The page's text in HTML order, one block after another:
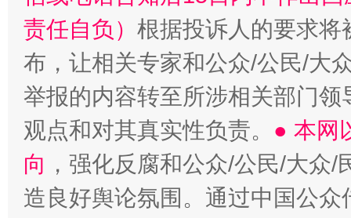
责任自负） 根据投诉人的要求将
布，让相关专家和公众/公民/大
举报的内容转至所涉相关部门
观点和对其真实性负责。 ● 本网
向 ，强化反腐和公众/公民/大众
造良好舆论氛围。通过中国公